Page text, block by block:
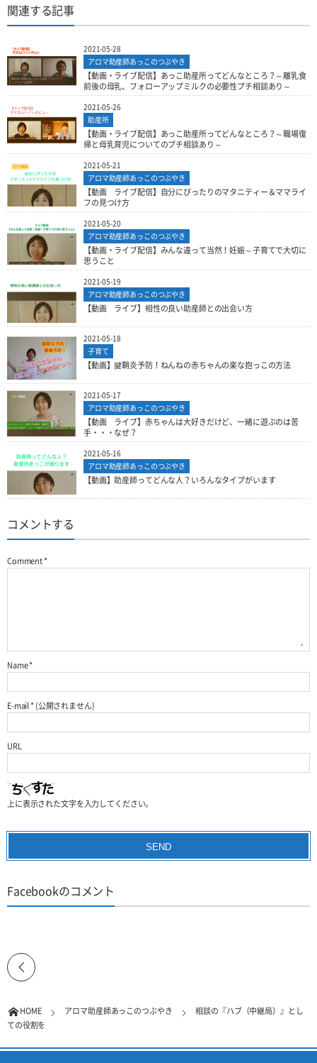
関連する記事
2021-05-28
アロマ助産師あっこのつぶやき
【動画・ライブ配信】あっこ助産所ってどんなところ？～離乳食
前後の母乳、フォローアップミルクの必要性プチ相談あり～
2021-05-26
助産所
【動画・ライブ配信】あっこ助産所ってどんなところ？～職場復
帰と母乳育児についてのプチ相談あり～
2021-05-21
アロマ助産師あっこのつぶやき
【動画 ライブ配信】自分にぴったりのマタニティー＆ママライ
フの見つけ方
2021-05-20
アロマ助産師あっこのつぶやき
【動画・ライブ配信】みんな違って当然！妊娠～子育てで大切に
思うこと
2021-05-19
アロマ助産師あっこのつぶやき
【動画 ライブ】相性の良い助産師との出会い方
2021-05-18
子育て
【動画】腱鞘炎予防！ねんねの赤ちゃんの楽な抱っこの方法
2021-05-17
アロマ助産師あっこのつぶやき
【動画 ライブ】赤ちゃんは大好きだけど、一緒に遊ぶのは苦
手・・・なぜ？
2021-05-16
アロマ助産師あっこのつぶやき
【動画】助産師ってどんな人？いろんなタイプがいます
コメントする
Comment*
Name*
E-mail*(公開されません)
URL
上に表示された文字を入力してください。
Facebookのコメント
HOME アロマ助産師あっこのつぶやき
相談の『ハブ（中継局）』とし
ての役割を